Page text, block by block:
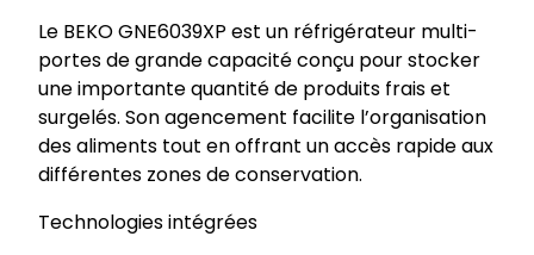
Le BEKO GNE6039XP est un réfrigérateur multi-
portes de grande capacité conçu pour stocker
une importante quantité de produits frais et
surgelés. Son agencement facilite l’organisation
des aliments tout en offrant un accès rapide aux
différentes zones de conservation.
Technologies intégrées